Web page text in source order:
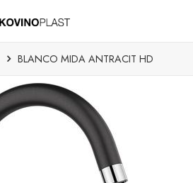
BLANCO MIDA ANTRACIT HD